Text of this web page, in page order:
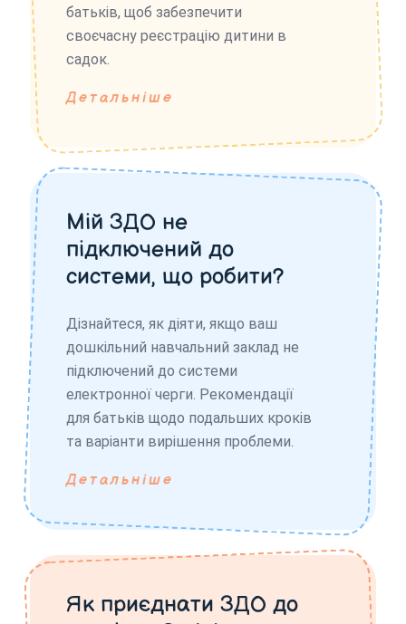
батьків, щоб забезпечити
своєчасну реєстрацію дитини в
садок.
Детальніше
Мій ЗДО не
підключений до
системи, що робити?
Дізнайтеся, як діяти, якщо ваш
дошкільний навчальний заклад не
підключений до системи
електронної черги. Рекомендації
для батьків щодо подальших кроків
та варіанти вирішення проблеми.
Детальніше
Як приєднати ЗДО до